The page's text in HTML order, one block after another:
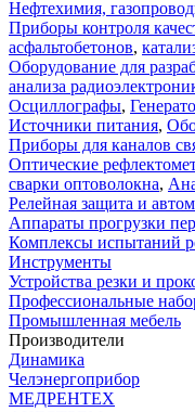
Нефтехимия,
Приборы контроля
асфальтобетонов,
Оборудование для
анализа
Осциллографы,
Источники питания,
Приборы для каналов
Оптические
сварки оптоволокна,
Релейная защита и
Аппараты прогрузки
Комплексы испытаний
Инструменты
Устройства резки и
Профессиональные
Промышленная мебель
Производители
Динамика
Челэнергоприбор
МЕДРЕНТЕХ